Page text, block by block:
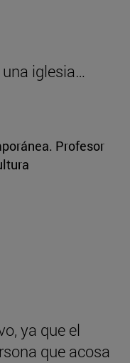
iglesia…
Profesor
ya que el
que acosa